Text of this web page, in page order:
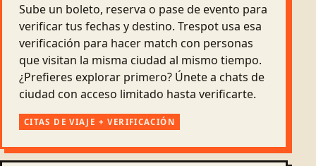
Sube un boleto, reserva o pase de evento para
verificar tus fechas y destino. Trespot usa esa
verificación para hacer match con personas
que visitan la misma ciudad al mismo tiempo.
¿Prefieres explorar primero? Únete a chats de
ciudad con acceso limitado hasta verificarte.
CITAS DE VIAJE + VERIFICACIÓN